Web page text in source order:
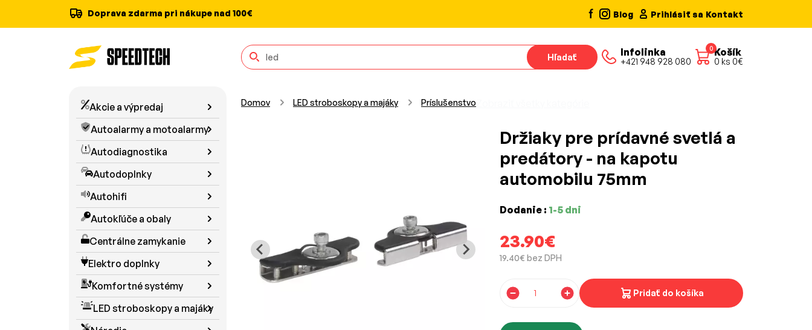
Doprava zdarma pri nákupe nad 100€ Blog Prihlásiť sa Kontakt
Hľadať Infolinka
+421 948 928 080
0Košík
0 ks 0€
Akcie a výpredaj
Autoalarmy a motoalarmy
Autodiagnostika
Autodoplnky
Autohifi
Autokľúče a obaly
Centrálne zamykanie
Elektro doplnky
Komfortné systémy
LED stroboskopy a majáky
Domov LED stroboskopy a majáky Príslušenstvo
Držiaky pre prídavné svetlá a
predátory - na kapotu
automobilu 75mm
Dodanie : 1-5 dni
23.90€
19.40€ bez DPH
Pridať do košíka